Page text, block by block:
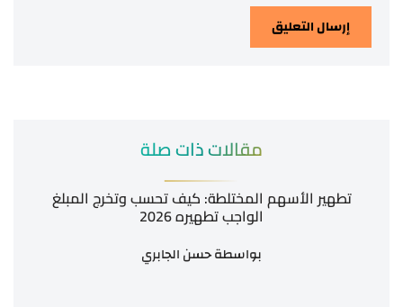
مقالات ذات صلة
تطهير الأسهم المختلطة: كيف تحسب وتخرج المبلغ
الواجب تطهيره 2026
بواسطةحسن الجابري